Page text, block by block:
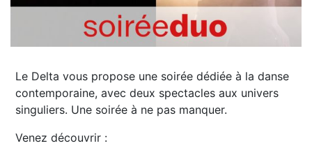
Le Delta vous propose une soirée dédiée à la danse
contemporaine, avec deux spectacles aux univers
singuliers. Une soirée à ne pas manquer.
Venez découvrir :